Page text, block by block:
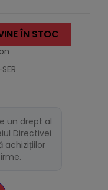
ÎN STOC
un drept al
Directivei
achizițiilor